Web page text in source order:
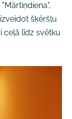
šķēršļu
ceļā līdz svētku